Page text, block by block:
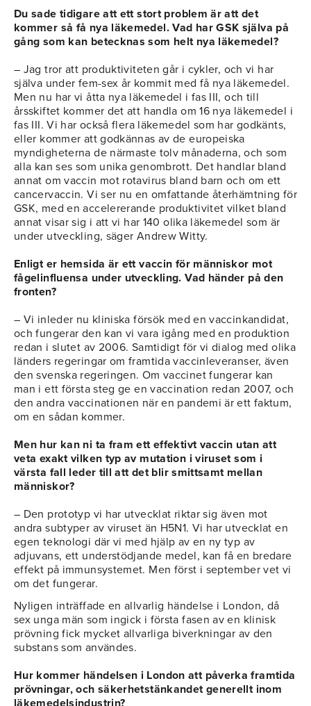
Du sade tidigare att ett stort problem är att det
kommer så få nya läkemedel. Vad har GSK själva på
gång som kan betecknas som helt nya läkemedel?
– Jag tror att produktiviteten går i cykler, och vi har
själva under fem-sex år kommit med få nya läkemedel.
Men nu har vi åtta nya läkemedel i fas III, och till
årsskiftet kommer det att handla om 16 nya läkemedel i
fas III. Vi har också flera läkemedel som har godkänts,
eller kommer att godkännas av de europeiska
myndigheterna de närmaste tolv månaderna, och som
alla kan ses som unika genombrott. Det handlar bland
annat om vaccin mot rotavirus bland barn och om ett
cancervaccin. Vi ser nu en omfattande återhämtning för
GSK, med en accelererande produktivitet vilket bland
annat visar sig i att vi har 140 olika läkemedel som är
under utveckling, säger Andrew Witty.
Enligt er hemsida är ett vaccin för människor mot
fågelinfluensa under utveckling. Vad händer på den
fronten?
– Vi inleder nu kliniska försök med en vaccinkandidat,
och fungerar den kan vi vara igång med en produktion
redan i slutet av 2006. Samtidigt för vi dialog med olika
länders regeringar om framtida vaccinleveranser, även
den svenska regeringen. Om vaccinet fungerar kan
man i ett första steg ge en vaccination redan 2007, och
den andra vaccinationen när en pandemi är ett faktum,
om en sådan kommer.
Men hur kan ni ta fram ett effektivt vaccin utan att
veta exakt vilken typ av mutation i viruset som i
värsta fall leder till att det blir smittsamt mellan
människor?
– Den prototyp vi har utvecklat riktar sig även mot
andra subtyper av viruset än H5N1. Vi har utvecklat en
egen teknologi där vi med hjälp av en ny typ av
adjuvans, ett understödjande medel, kan få en bredare
effekt på immunsystemet. Men först i september vet vi
om det fungerar.
Nyligen inträffade en allvarlig händelse i London, då
sex unga män som ingick i första fasen av en klinisk
prövning fick mycket allvarliga biverkningar av den
substans som användes.
Hur kommer händelsen i London att påverka framtida
prövningar, och säkerhetstänkandet generellt inom